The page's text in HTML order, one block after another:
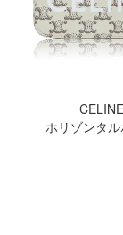
CELINE
ホリゾンタ